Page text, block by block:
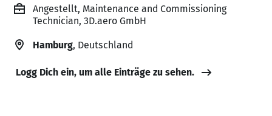
Angestellt, Maintenance and Commissioning
Technician, 3D.aero GmbH
Hamburg, Deutschland
Logg Dich ein, um alle Einträge zu sehen.